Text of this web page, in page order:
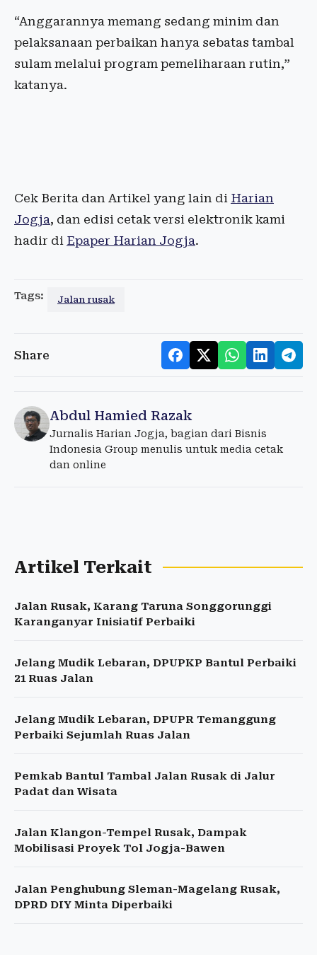
“Anggarannya memang sedang minim dan
pelaksanaan perbaikan hanya sebatas tambal
sulam melalui program pemeliharaan rutin,”
katanya.
Cek Berita dan Artikel yang lain di Harian
Jogja, dan edisi cetak versi elektronik kami
hadir di Epaper Harian Jogja.
Tags: Jalan rusak
Share
Abdul Hamied Razak
Jurnalis Harian Jogja, bagian dari Bisnis
Indonesia Group menulis untuk media cetak
dan online
Artikel Terkait
Jalan Rusak, Karang Taruna Songgorunggi
Karanganyar Inisiatif Perbaiki
Jelang Mudik Lebaran, DPUPKP Bantul Perbaiki
21 Ruas Jalan
Jelang Mudik Lebaran, DPUPR Temanggung
Perbaiki Sejumlah Ruas Jalan
Pemkab Bantul Tambal Jalan Rusak di Jalur
Padat dan Wisata
Jalan Klangon-Tempel Rusak, Dampak
Mobilisasi Proyek Tol Jogja-Bawen
Jalan Penghubung Sleman-Magelang Rusak,
DPRD DIY Minta Diperbaiki